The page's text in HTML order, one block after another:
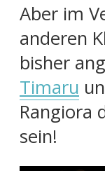
Aber im
anderen
bisher
Timaru
Rangiora
sein!